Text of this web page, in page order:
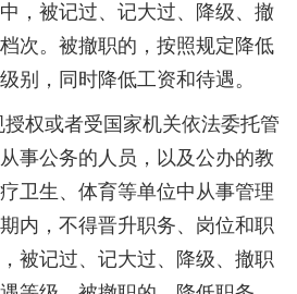
，被记过、记大过、降级、撤
次。被撤职的，按照规定降低
别，同时降低工资和待遇。
权或者受国家机关依法委托管
事公务的人员，以及公办的教
卫生、体育等单位中从事管理
内，不得晋升职务、岗位和职
被记过、记大过、降级、撤职